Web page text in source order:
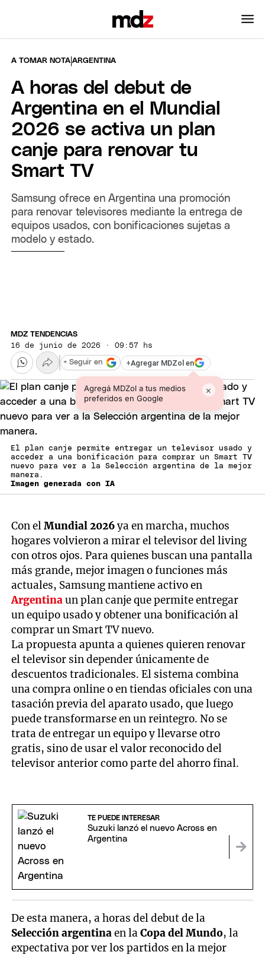
A TOMAR NOTA |ARGENTINA
A horas del debut de
Argentina en el Mundial
2026 se activa un plan
canje para renovar tu
Smart TV
Samsung ofrece en Argentina una promoción
para renovar televisores mediante la entrega de
equipos usados, con bonificaciones sujetas a
modelo y estado.
MDZ TENDENCIAS
16 de junio de 2026 · 09:57 hs
+Agregar MDZol en
Agregá MDZol a tus medios
preferidos en Google
×
+ Seguir en
El plan canje permite entregar un televisor usado y
acceder a una bonificación para comprar un Smart TV
nuevo para ver a la Selección argentina de la mejor
manera.
Imagen generada con IA
Con elMundial 2026ya en marcha, muchos
hogares volvieron a mirar el televisor del living
con otros ojos. Para quienes buscan una pantalla
más grande, mejor imagen o funciones más
actuales, Samsung mantiene activo en
Argentinaun plan canje que permite entregar
un equipo usado y obtener una bonificación al
comprar un Smart TV nuevo.
La propuesta apunta a quienes quieren renovar
el televisor sin depender únicamente de
descuentos tradicionales. El sistema combina
una compra online o en tiendas oficiales con una
tasación previa del aparato usado, que luego
puede transformarse en un reintegro. No se
trata de entregar un equipo y llevarse otro
gratis, sino de usar el valor reconocido del
televisor anterior como parte del ahorro final.
TE PUEDE INTERESAR
Suzuki lanzó el nuevo Across en
Argentina
De esta manera, a horas del debut de la
Selección argentinaen laCopa del Mundo, la
expectativa por ver los partidos en la mejor